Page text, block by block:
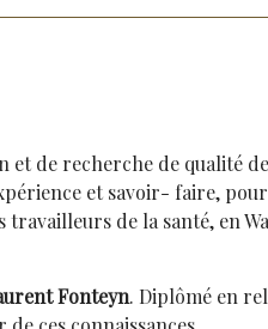
et de recherche de qualité
et savoir- faire,
de la santé, en
Fonteyn. Diplômé en